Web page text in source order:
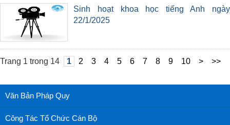
Sinh hoạt khoa học tiếng Anh ngày
22/1/2025
Trang 1 trong 14 1 2 3 4 5 6 7 8 9 10 > >>
Văn Bản Pháp Quy
Công Tác Tổ Chức Cán Bộ